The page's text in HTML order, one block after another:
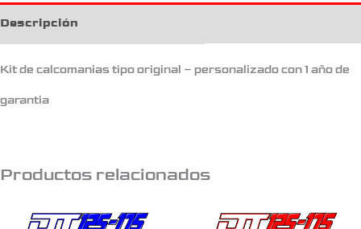
Descripción
Kit de calcomanias tipo original – personalizado con 1 año de
garantia
Productos relacionados